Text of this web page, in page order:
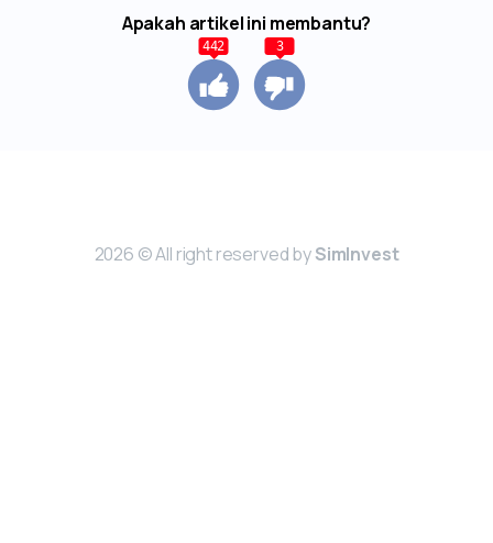
Apakah artikel ini membantu?
442 3
2026 © All right reserved bySimInvest